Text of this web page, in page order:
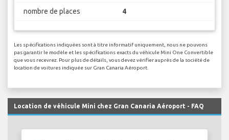
nombre de places 4
Les spécifications indiquées sont à titre informatif uniquement, nous ne pouvons
pas garantir le modèle et les spécifications exacts du véhicule Mini One Convertible
que vous recevrez. Pour plus de détails, vous devez vérifier auprès de la société de
location de voitures indiquée sur Gran Canaria Aéroport.
Location de véhicule Mini chez Gran Canaria Aéroport - FAQ